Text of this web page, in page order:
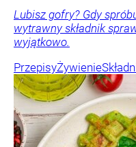
Lubisz gofry? Gdy
wytrawny składnik
wyjątkowo.
PrzepisyŻywienie